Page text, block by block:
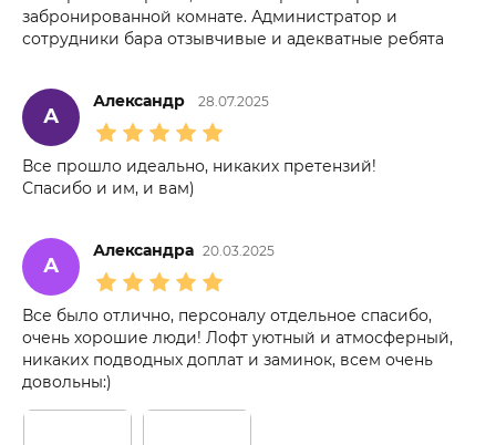
забронированной комнате. Администратор и
сотрудники бара отзывчивые и адекватные ребята
А
Александр 28.07.2025
Все прошло идеально, никаких претензий!
Спасибо и им, и вам)
А
Александра 20.03.2025
Все было отлично, персоналу отдельное спасибо,
очень хорошие люди! Лофт уютный и атмосферный,
никаких подводных доплат и заминок, всем очень
довольны:)